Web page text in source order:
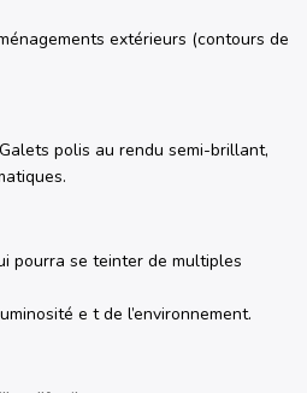
extérieurs (contours de
polis au rendu semi-brillant,
pourra se teinter de multiples
e t de l’environnement.